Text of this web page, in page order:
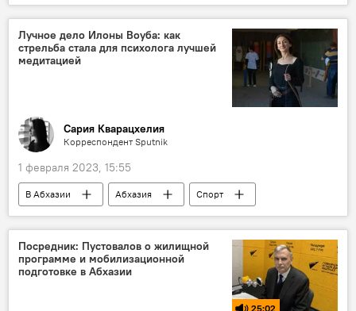
погода в Абхазии
Лучное дело Илоны Воуба: как
стрельба стала для психолога лучшей
медитацией
Сария Кварацхелия
Корреспондент Sputnik
1 февраля 2023, 15:55
В Абхазии Абхазия Спорт
Посредник: Пустовалов о жилищной
программе и мобилизационной
подготовке в Абхазии
25:02